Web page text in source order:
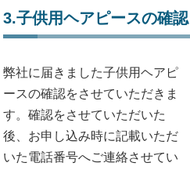
3.子供用ヘアピースの確認
弊社に届きました子供用ヘアピ
ースの確認をさせていただきま
す。確認をさせていただいた
後、お申し込み時に記載いただ
いた電話番号へご連絡させてい